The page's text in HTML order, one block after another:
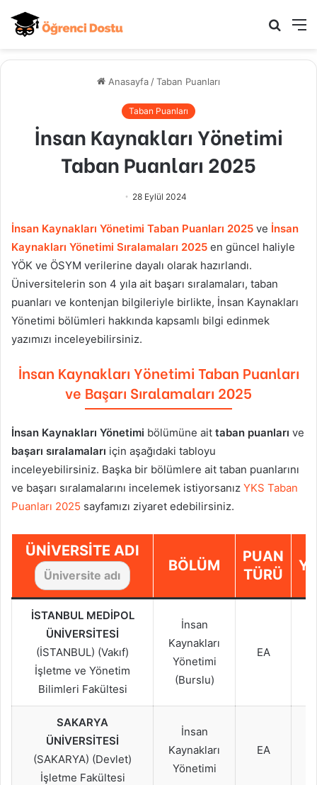
Arama
Anasayfa /Taban Puanları
Taban Puanları
İnsan Kaynakları Yönetimi
Taban Puanları 2025
28 Eylül 2024
İnsan Kaynakları Yönetimi Taban Puanları 2025 ve İnsan
Kaynakları Yönetimi Sıralamaları 2025 en güncel haliyle
YÖK ve ÖSYM verilerine dayalı olarak hazırlandı.
Üniversitelerin son 4 yıla ait başarı sıralamaları, taban
puanları ve kontenjan bilgileriyle birlikte, İnsan Kaynakları
Yönetimi bölümleri hakkında kapsamlı bilgi edinmek
yazımızı inceleyebilirsiniz.
İnsan Kaynakları Yönetimi Taban Puanları
ve Başarı Sıralamaları 2025
İnsan Kaynakları Yönetimi bölümüne ait taban puanları ve
başarı sıralamaları için aşağıdaki tabloyu
inceleyebilirsiniz. Başka bir bölümlere ait taban puanlarını
ve başarı sıralamalarını incelemek istiyorsanız YKS Taban
Puanları 2025 sayfamızı ziyaret edebilirsiniz.
ÜNIVERSITE ADI
BÖLÜM
PUAN
TÜRÜ
İSTANBUL MEDİPOL
ÜNİVERSİTESİ
(İSTANBUL) (Vakıf)
İşletme ve Yönetim
Bilimleri Fakültesi
İnsan
Kaynakları
Yönetimi
(Burslu)
EA
SAKARYA
ÜNİVERSİTESİ
(SAKARYA) (Devlet)
İşletme Fakültesi
İnsan
Kaynakları
Yönetimi
EA